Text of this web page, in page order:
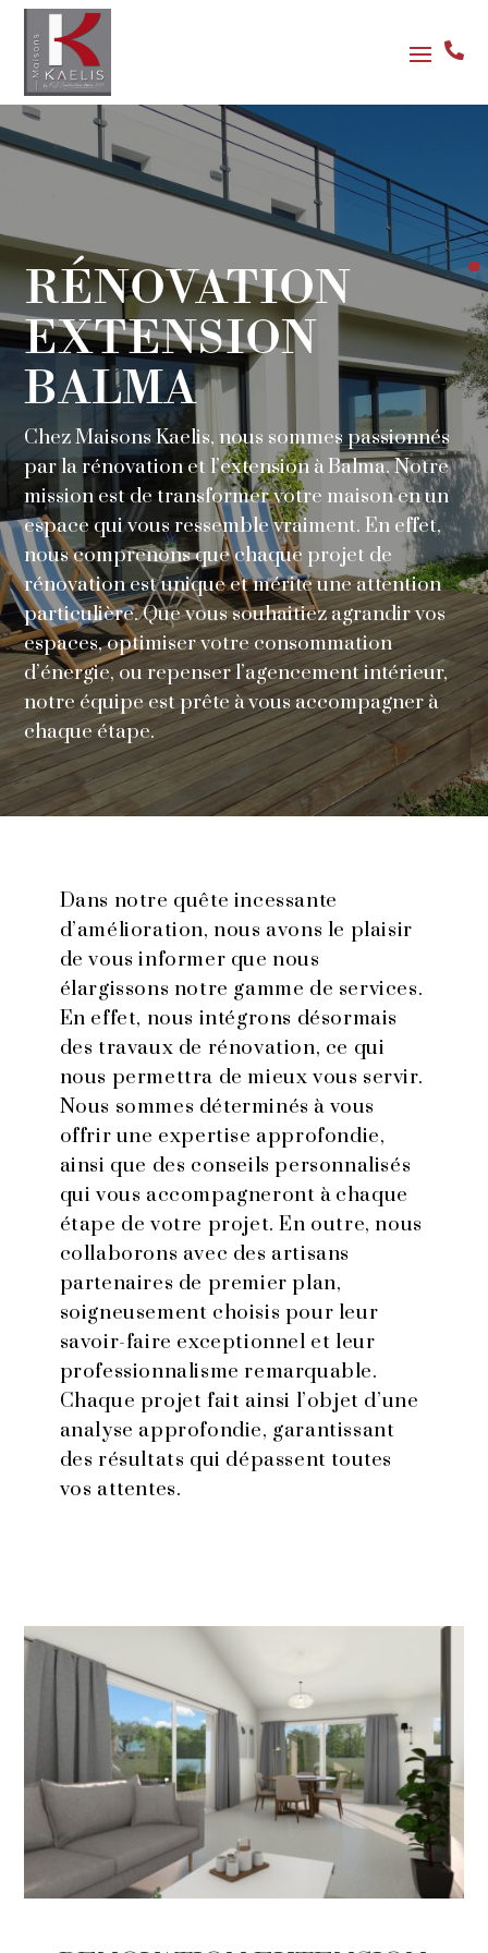

RÉNOVATION
EXTENSION
BALMA
Chez Maisons Kaelis, nous sommes passionnés
par la rénovation et l’extension à Balma. Notre
mission est de transformer votre maison en un
espace qui vous ressemble vraiment. En effet,
nous comprenons que chaque projet de
rénovation est unique et mérite une attention
particulière. Que vous souhaitiez agrandir vos
espaces, optimiser votre consommation
d’énergie, ou repenser l’agencement intérieur,
notre équipe est prête à vous accompagner à
chaque étape.
Dans notre quête incessante
d’amélioration, nous avons le plaisir
de vous informer que nous
élargissons notre gamme de services.
En effet, nous intégrons désormais
des travaux de rénovation, ce qui
nous permettra de mieux vous servir.
Nous sommes déterminés à vous
offrir une expertise approfondie,
ainsi que des conseils personnalisés
qui vous accompagneront à chaque
étape de votre projet. En outre, nous
collaborons avec des artisans
partenaires de premier plan,
soigneusement choisis pour leur
savoir-faire exceptionnel et leur
professionnalisme remarquable.
Chaque projet fait ainsi l’objet d’une
analyse approfondie, garantissant
des résultats qui dépassent toutes
vos attentes.